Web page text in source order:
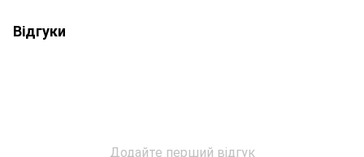
Відгуки
Додайте перший відгук